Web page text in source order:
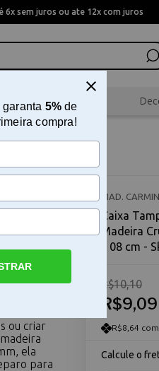
6x sem juros ou ate 12x com juros
Scrapbook
Tamanho:
ou criar
ela
para
MAD.
Caixa
Madeira
x 08 cm -
R$9,09
R$10,10
R$8,64 com
Calcule o
garanta 5%de
compra!